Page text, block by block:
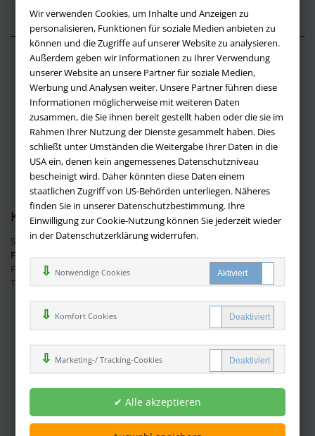
Wir verwenden Cookies, um Inhalte und Anzeigen zu
personalisieren, Funktionen für soziale Medien anbieten zu
können und die Zugriffe auf unserer Website zu analysieren.
Außerdem geben wir Informationen zu Ihrer Verwendung
unserer Website an unsere Partner für soziale Medien,
Werbung und Analysen weiter. Unsere Partner führen diese
Informationen möglicherweise mit weiteren Daten
zusammen, die Sie ihnen bereit gestellt haben oder die sie im
Rahmen Ihrer Nutzung der Dienste gesammelt haben. Dies
schließt unter Umständen die Weitergabe Ihrer Daten in die
USA ein, denen kein angemessenes Datenschutzniveau
bescheinigt wird. Daher könnten diese Daten einem
staatlichen Zugriff von US-Behörden unterliegen. Näheres
finden Sie in unserer Datenschutzbestimmung. Ihre
Einwilligung zur Cookie-Nutzung können Sie jederzeit wieder
in der Datenschutzerklärung widerrufen.
Notwendige Cookies
Komfort Cookies
Marketing-/ Tracking-Cookies
Über buchversandmimpf2000.de
Impressum
Versandbedingungen
Widerruf
Batteriehinweis
AGB
Datenschutz
Kontakt
Sie haben Fragen?Hier finden Sie Antworten auf häufig gestellte
Fragen.
Fragen per E-Mail:info@buchversandmimpf2000.de
Telefon: +49 (0)9209 20 23 188
Ihre Vorteile bei uns
Kostenloser Versand innerhalb Deutschlands
Sicherer Online Shop und Zahlung mit SSL-Verschlüsselung
Viele Zahlungsmethoden wie PayPal oder per Vorkasse
Zahlweisen